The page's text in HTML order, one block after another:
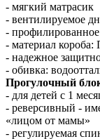
- мягкий матрасик
- вентилируемое
-
- материал
- надежное
- обивка:
Прогулочный
- для детей с 1
- реверсивный -
«лицом от мамы»
- регулируемая